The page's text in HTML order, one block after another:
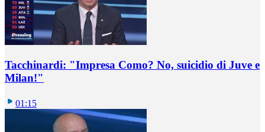
Tacchinardi: "Impresa Como? No, suicidio di Juve e
Milan!"
01:15